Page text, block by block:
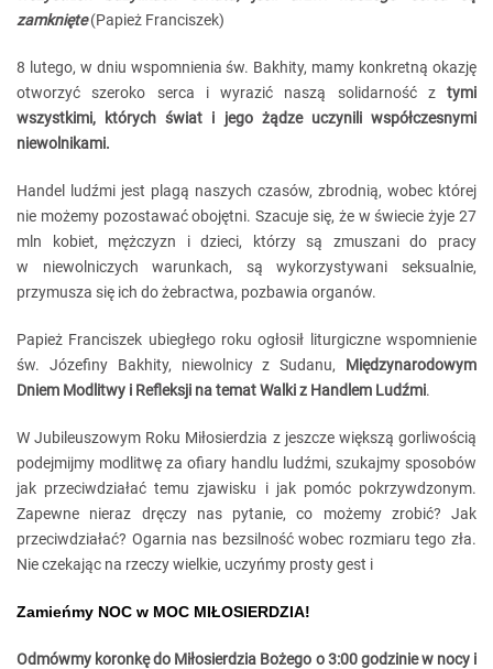
zamknięte(Papież Franciszek)
8 lutego, w dniu wspomnienia św. Bakhity, mamy konkretną okazję
otworzyć szeroko serca i wyrazić naszą solidarność ztymi
wszystkimi, których świat i jego żądze uczynili współczesnymi
niewolnikami.
Handel ludźmi jest plagą naszych czasów, zbrodnią, wobec której
nie możemy pozostawać obojętni. Szacuje się, że w świecie żyje 27
mln kobiet, mężczyzn i dzieci, którzy są zmuszani do pracy
w niewolniczych warunkach, są wykorzystywani seksualnie,
przymusza się ich do żebractwa, pozbawia organów.
Papież Franciszek ubiegłego roku ogłosił liturgiczne wspomnienie
św. Józefiny Bakhity, niewolnicy z Sudanu, Międzynarodowym
Dniem Modlitwy i Refleksji na temat Walki z Handlem Ludźmi.
W Jubileuszowym Roku Miłosierdzia z jeszcze większą gorliwością
podejmijmy modlitwę za ofiary handlu ludźmi, szukajmy sposobów
jak przeciwdziałać temu zjawisku i jak pomóc pokrzywdzonym.
Zapewne nieraz dręczy nas pytanie, co możemy zrobić? Jak
przeciwdziałać? Ogarnia nas bezsilność wobec rozmiaru tego zła.
Nie czekając na rzeczy wielkie, uczyńmy prosty gest i
Zamieńmy NOC w MOC MIŁOSIERDZIA!
Odmówmy koronkę do Miłosierdzia Bożego o 3:00 godzinie w nocy i